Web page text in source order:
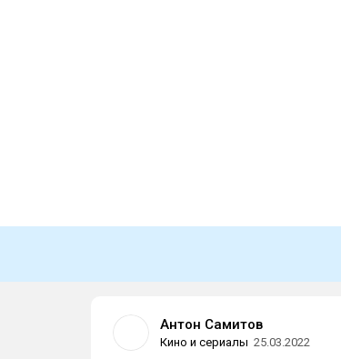
Антон Самитов
Кино и сериалы 25.03.2022